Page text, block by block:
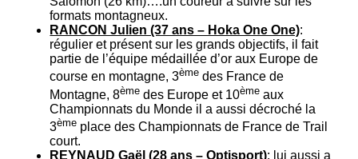
formats montagneux.
RANCON Julien (37 ans – Hoka One One):
régulier et présent sur les grands objectifs, il fait
partie de l’équipe médaillée d’or aux Europe de
course en montagne, 3ème des France de
Montagne, 8ème des Europe et 10ème aux
Championnats du Monde il a aussi décroché la
3ème place des Championnats de France de Trail
court.
REYNAUD Gaël (28 ans – Optisport): lui aussi a